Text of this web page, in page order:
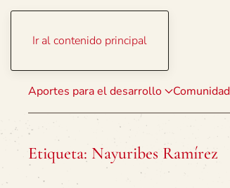
Ir al contenido principal
Aportes para el desarrollo Comunidad
Etiqueta: Nayuribes Ramírez